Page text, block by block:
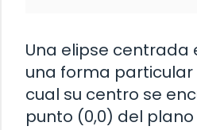
Una elipse centrada
una forma particular
cual su centro se
punto (0,0) del